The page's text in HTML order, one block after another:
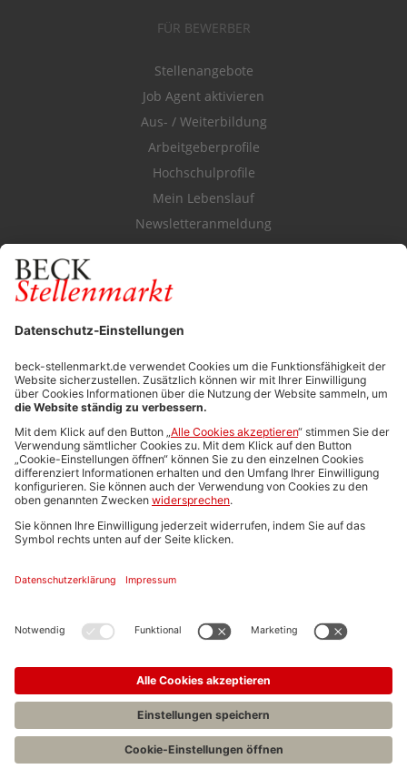
FÜR BEWERBER
Stellenangebote
Job Agent aktivieren
Aus- / Weiterbildung
Arbeitgeberprofile
Hochschulprofile
Mein Lebenslauf
Newsletteranmeldung
Durchsuchen Sie den Stellenkatalog
FÜR ARBEITGEBER
Stellenmarktpreise
Anzeigen-AGB
Media-Daten
Newsletteranmeldung
Produktübersicht
ALLGEMEIN
FAQs
Impressum
Stellenangebote C.H.BECK
Entwickelt durchJobiqo